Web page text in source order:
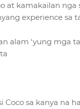
at kamakailan nga
experience sa
alam ‘yung mga
sa kanya na